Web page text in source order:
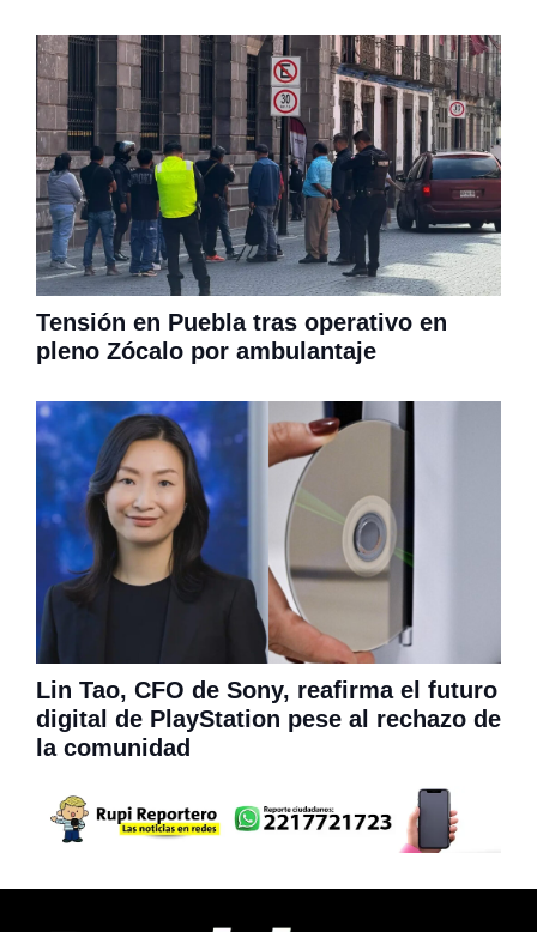
Tensión en Puebla tras operativo en
pleno Zócalo por ambulantaje
Lin Tao, CFO de Sony, reafirma el futuro
digital de PlayStation pese al rechazo de
la comunidad